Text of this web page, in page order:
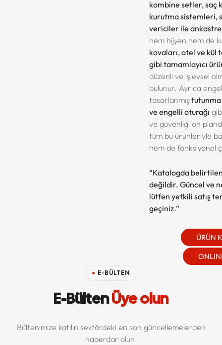
kombine setler, saç
kurutma sistemleri,
vericiler ile
hem hijyen hem de
kovaları, otel ve kül
gibi tamamlayıcı
düzenli ve işlevsel
bulunur. Ayrıca
tasarlanmış tutunma
ve engelli oturağı
ve güvenliği ön
tüm bu ürünleriyle
hem de fonksiyonel
“Katalogda
değildir. Güncel ve
lütfen yetkili satış
geçiniz.”
ÜRÜN
E-BÜLTEN
E-BültenÜye olun
Bültenimize katılın sektördeki en son güncellemelerden
haberdar olun.